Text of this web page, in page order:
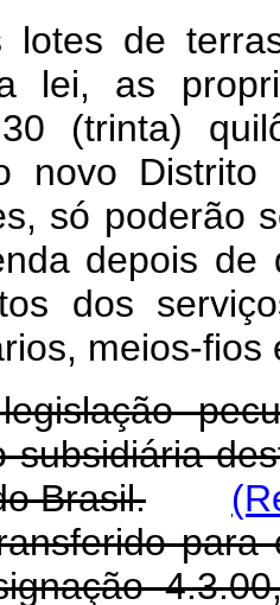
lotes de
lei, as
(trinta)
novo
só poderão
depois de
dos
meios-
subsidiária
Brasil.